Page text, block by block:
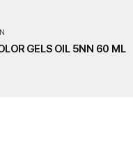
GELS OIL 5NN 60 ML